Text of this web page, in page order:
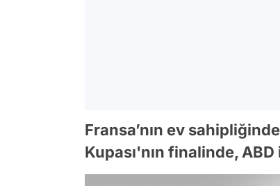
Fransa’nın ev
Kupası'nın finalinde,